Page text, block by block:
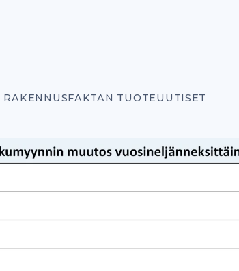
RAKENNUSFAKTAN TUOTEUUTISET